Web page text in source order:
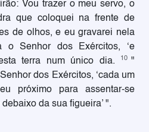
Vou trazer o meu servo, o
que coloquei na frente de
de olhos, e eu gravarei nela
o Senhor dos Exércitos, ‘e
terra num único dia.
10 "
dos Exércitos, ‘cada um
próximo para assentar-se
da sua figueira’ ".